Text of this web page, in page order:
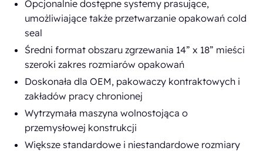
Opcjonalnie dostępne systemy prasujące,
umożliwiające także przetwarzanie opakowań cold
seal
Średni format obszaru zgrzewania 14” x 18” mieści
szeroki zakres rozmiarów opakowań
Doskonała dla OEM, pakowaczy kontraktowych i
zakładów pracy chronionej
Wytrzymała maszyna wolnostojąca o
przemysłowej konstrukcji
Większe standardowe i niestandardowe rozmiary